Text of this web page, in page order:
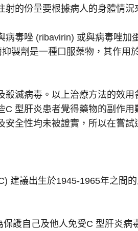
的份量要根據病人的身體情況
毒唑 (ribavirin) 或與病毒唑加
製劑是一種口服藥物，其作用
滅病毒。以上治療方法的效用
型肝炎患者覺得藥物的副作用
全性均未被證實，所以在嘗試
建議出生於1945-1965年之間
護自己及他人免受C 型肝炎病